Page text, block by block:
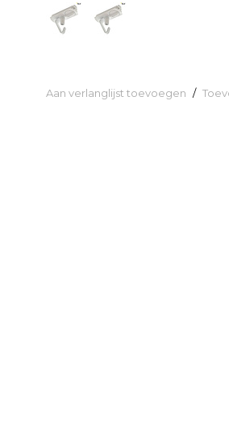
Aan verlanglijst toevoegen /